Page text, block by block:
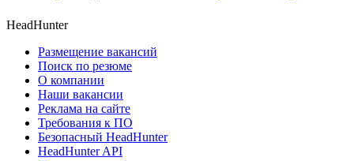
HeadHunter
Размещение вакансий
Поиск по резюме
О компании
Наши вакансии
Реклама на сайте
Требования к ПО
Безопасный HeadHunter
HeadHunter API